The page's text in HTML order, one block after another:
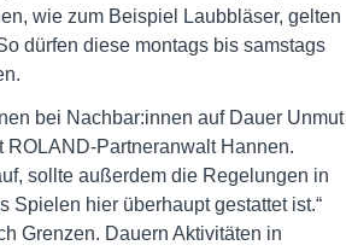
wie zum Beispiel Laubbläser, gelten
dürfen diese montags bis samstags
bei Nachbar:innen auf Dauer Unmut
ROLAND-Partneranwalt Hannen.
sollte außerdem die Regelungen in
hier überhaupt gestattet ist.“
Grenzen. Dauern Aktivitäten in